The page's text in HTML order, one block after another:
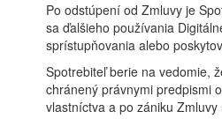
Po odstúpení od Zmluvy je
sa ďalšieho používania
sprístupňovania alebo
Spotrebiteľ berie na vedomie,
chránený právnymi predpismi
vlastníctva a po zániku